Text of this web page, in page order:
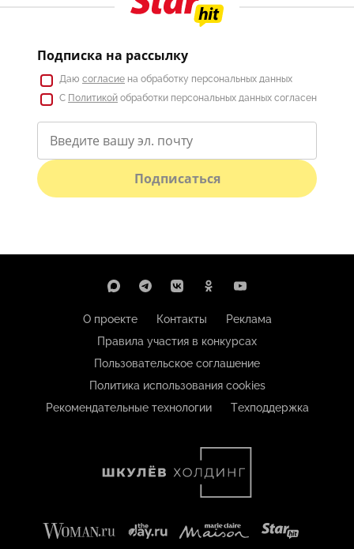
Подписка на рассылку
Даю согласие на обработку персональных данных
С Политикой обработки персональных данных согласен
Подписаться
О проекте Контакты
Реклама
Правила участия в конкурсах
Пользовательское соглашение
Политика использования cookies
Рекомендательные технологии
Техподдержка